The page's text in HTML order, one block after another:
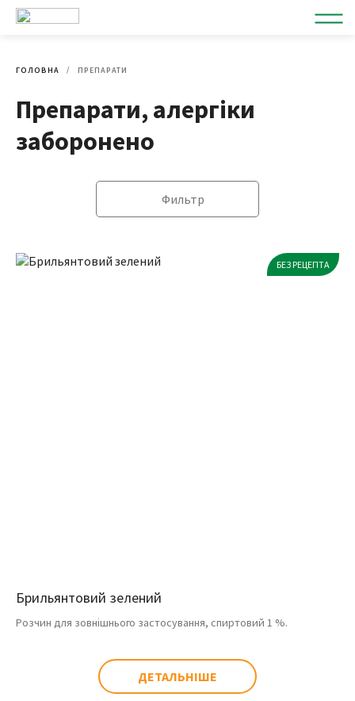
ГОЛОВНА ПРЕПАРАТИ
Препарати, алергіки
заборонено
Фильтр
БЕЗ РЕЦЕПТА
Брильянтовий зелений
Розчин для зовнішнього застосування, спиртовий 1 %.
ДЕТАЛЬНІШЕ